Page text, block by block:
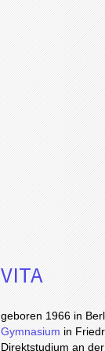
VITA
geboren 1966 in
Gymnasium in
Direktstudium an der